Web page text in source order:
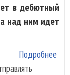
в дебютный
над ним идет
Подробнее